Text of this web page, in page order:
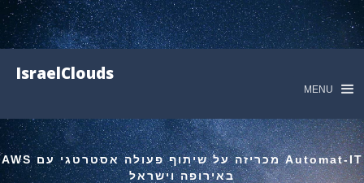
IsraelClouds
MENU
Automat-IT מכריזה על שיתוף פעולה אסטרטגי עם AWS
באירופה וישראל